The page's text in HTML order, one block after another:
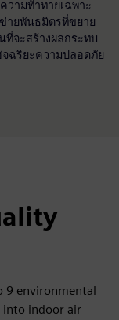
ามท้าทายเฉพาะ
ายพันธมิตรที่ขยาย
จะสร้างผลกระทบ
จฉริยะความปลอดภัย
9 environmental
indoor air